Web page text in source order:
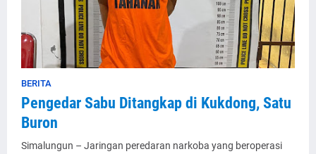
BERITA
Pengedar Sabu Ditangkap di Kukdong, Satu
Buron
Simalungun – Jaringan peredaran narkoba yang beroperasi